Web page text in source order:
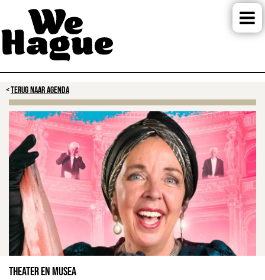
TERUG NAAR AGENDA
Theater en Musea